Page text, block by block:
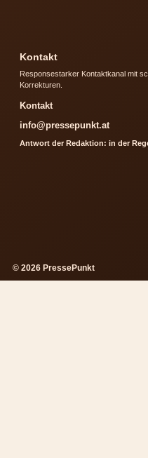
Kontakt
Responsestarker Kontaktkanal mit
Korrekturen.
Kontakt
info@pressepunkt.at
Antwort der Redaktion: in der
© 2026 PressePunkt